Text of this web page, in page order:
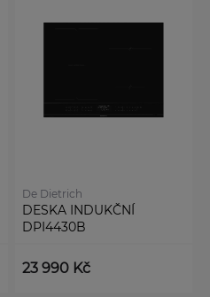
De Dietrich
DESKA INDUKČNÍ
DPI4430B
23 990 Kč